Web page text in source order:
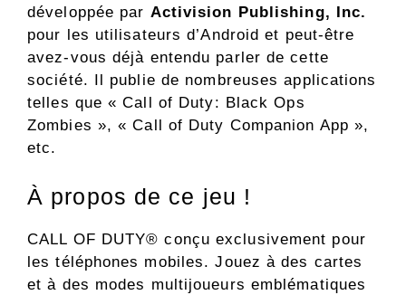
développée par Activision Publishing, Inc.
pour les utilisateurs d’Android et peut-être
avez-vous déjà entendu parler de cette
société. Il publie de nombreuses applications
telles que « Call of Duty: Black Ops
Zombies », « Call of Duty Companion App »,
etc.
À propos de ce jeu !
CALL OF DUTY® conçu exclusivement pour
les téléphones mobiles. Jouez à des cartes
et à des modes multijoueurs emblématiques